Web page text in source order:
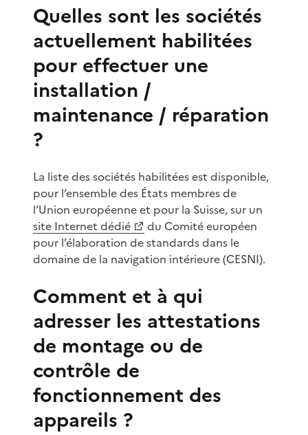
Quelles sont les sociétés
actuellement habilitées
pour effectuer une
installation /
maintenance / réparation
?
La liste des sociétés habilitées est disponible,
pour l’ensemble des États membres de
l’Union européenne et pour la Suisse, sur un
site Internet dédié
du Comité européen
pour l’élaboration de standards dans le
domaine de la navigation intérieure (CESNI).
Comment et à qui
adresser les attestations
de montage ou de
contrôle de
fonctionnement des
appareils ?